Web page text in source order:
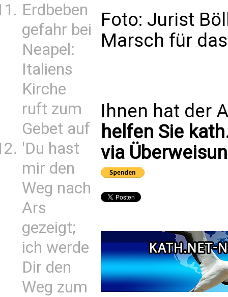
Erdbeben
gefahr bei
Neapel:
Italiens
Kirche
ruft zum
Gebet auf
'Du hast
mir den
Weg nach
Ars
gezeigt;
ich werde
Dir den
Weg zum
Foto: Jurist
Marsch für
Ihnen hat der
helfen Sie
via